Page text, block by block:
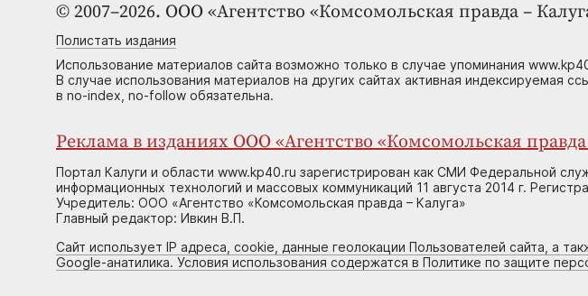
© 2007–2026. ООО «Агентство «Комсомольская правда –
Полистать издания
Использование материалов сайта возможно только в случае упоминания
В случае использования материалов на других сайтах активная индексируемая
в no-index, no-follow обязательна.
Реклама в изданиях ООО «Агентство «Комсомольская
Портал Калуги и области www.kp40.ru зарегистрирован как СМИ Федеральной
информационных технологий и массовых коммуникаций 11 августа 2014 г.
Учредитель: ООО «Агентство «Комсомольская правда – Калуга»
Главный редактор: Ивкин В.П.
Сайт использует IP адреса, cookie, данные геолокации Пользователей сайта, а
Google-анатилика. Условия использования содержатся в Политике по защите